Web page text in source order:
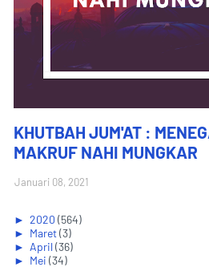
KHUTBAH JUM'AT :
MAKRUF NAHI MUNGKAR
Januari 08, 2021
► 2020 (564)
► Maret(3)
► April(36)
► Mei (34)